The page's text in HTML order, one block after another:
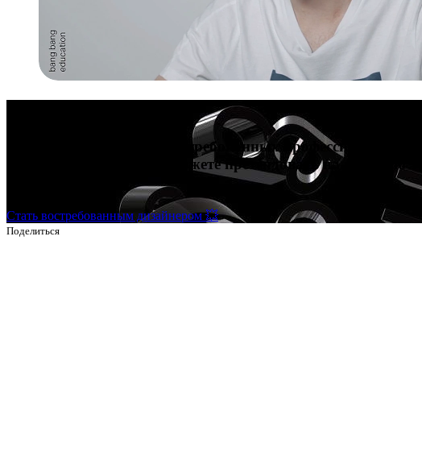
Попробуйте себя в 4-х востребованных профессиях в
Сразу после обучения сможете претендовать на
Стать востребованным дизайнером 💥
Поделиться